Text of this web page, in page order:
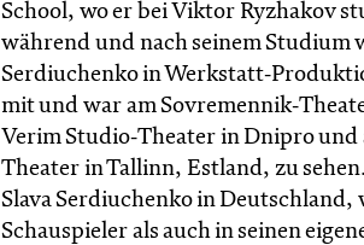
School, wo er bei Viktor Ryzhakov
während und nach seinem Studium
Serdiuchenko in
mit und war am
Verim Studio‑Theater in Dnipro und
Theater in Tallinn, Estland, zu
Slava Serdiuchenko in Deutschland,
Schauspieler als auch in seinen